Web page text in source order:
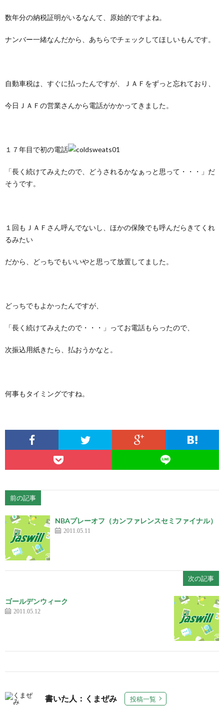
数年分の納税証明がいるなんて、原始的ですよね。
ナンバー一緒なんだから、あちらでチェックしてほしいもんです。
自動車税は、すぐに払ったんですが、ＪＡＦをずっと忘れており、
今日ＪＡＦの営業さんから電話がかかってきました。
１７年目で初の電話
「長く続けてみえたので、どうされるかなぁっと思って・・・」だ
そうです。
１回もＪＡＦさん呼んでないし、ほかの保険でも呼んだらきてくれ
るみたい
だから、どっちでもいいやと思って放置してました。
どっちでもよかったんですが、
「長く続けてみえたので・・・」ってお電話もらったので、
次振込用紙きたら、払おうかなと。
何事もタイミングですね。
前の記事
NBAプレーオフ（カンファレンスセミファイナル）
2011.05.11
次の記事
ゴールデンウィーク
2011.05.12
書いた人：くまぜみ 投稿一覧